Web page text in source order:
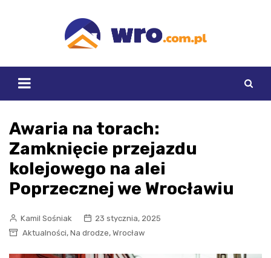
Awaria na torach:
Zamknięcie przejazdu
kolejowego na alei
Poprzecznej we Wrocławiu
Kamil Sośniak
23 stycznia, 2025
Aktualności, Na drodze, Wrocław